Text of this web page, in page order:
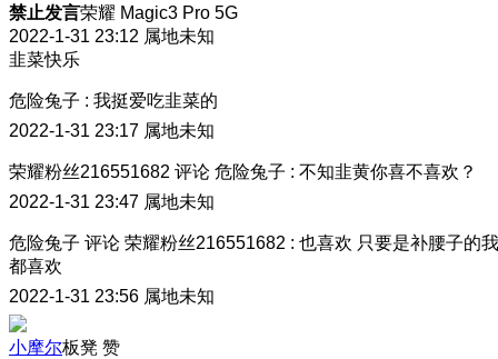
禁止发言荣耀 Magic3 Pro 5G
2022-1-31 23:12 属地未知
韭菜快乐
危险兔子 : 我挺爱吃韭菜的
2022-1-31 23:17 属地未知
荣耀粉丝216551682 评论 危险兔子 : 不知韭黄你喜不喜欢？
2022-1-31 23:47 属地未知
危险兔子 评论 荣耀粉丝216551682 : 也喜欢 只要是补腰子的我
都喜欢
2022-1-31 23:56 属地未知
小摩尔板凳 赞